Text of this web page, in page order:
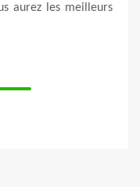
aurez les meilleurs